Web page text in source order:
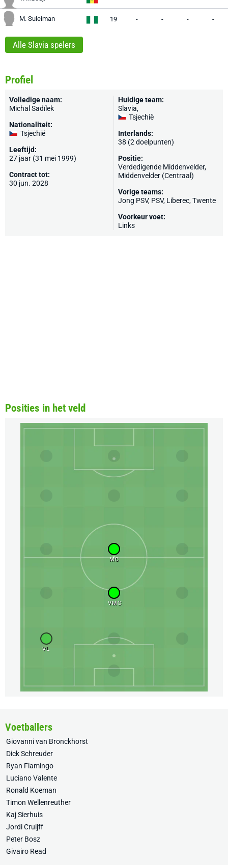
M. Suleiman 19 - - - -
Alle Slavia spelers
Profiel
Volledige naam:
Michal Sadílek
Nationaliteit:
Tsjechië
Leeftijd:
27 jaar (31 mei 1999)
Contract tot:
30 jun. 2028
Huidige team:
Slavia,
Tsjechië
Interlands:
38 (2 doelpunten)
Positie:
Verdedigende Middenvelder,
Middenvelder (Centraal)
Vorige teams:
Jong PSV, PSV, Liberec,Twente
Voorkeur voet:
Links
Posities in het veld
MC
VMC
VL
Voetballers
Giovanni van Bronckhorst
Dick Schreuder
Ryan Flamingo
Luciano Valente
Ronald Koeman
Timon Wellenreuther
Kaj Sierhuis
Jordi Cruijff
Peter Bosz
Givairo Read